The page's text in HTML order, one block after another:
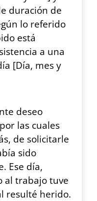
duración de
lo referido
está
a una
[Día, mes y
deseo
las cuales
de solicitarle
sido
Ese día,
al trabajo tuve
resulté herido.